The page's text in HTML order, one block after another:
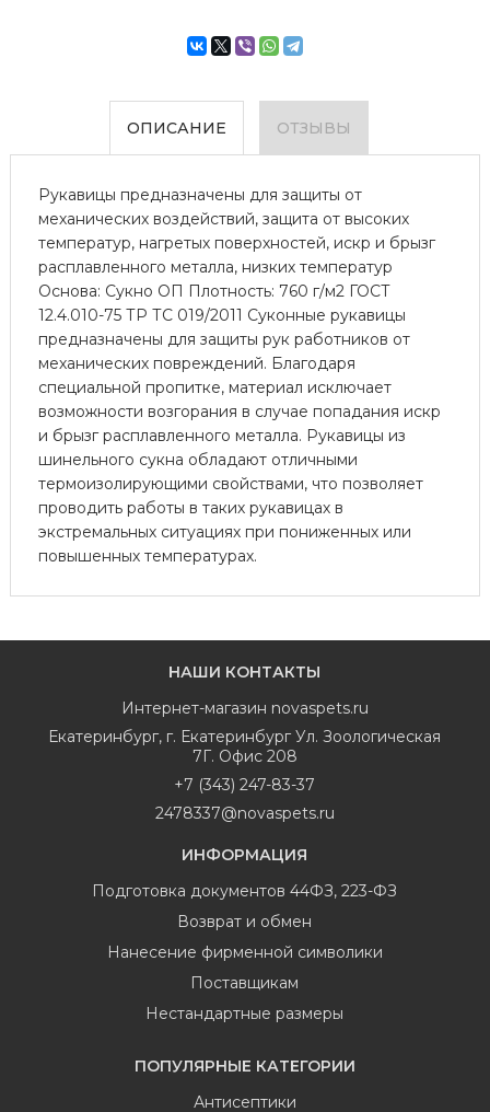
ОПИСАНИЕ ОТЗЫВЫ
Рукавицы предназначены для защиты от
механических воздействий, защита от высоких
температур, нагретых поверхностей, искр и брызг
расплавленного металла, низких температур
Основа: Сукно ОП Плотность: 760 г/м2 ГОСТ
12.4.010-75 ТР ТС 019/2011 Суконные рукавицы
предназначены для защиты рук работников от
механических повреждений. Благодаря
специальной пропитке, материал исключает
возможности возгорания в случае попадания искр
и брызг расплавленного металла. Рукавицы из
шинельного сукна обладают отличными
термоизолирующими свойствами, что позволяет
проводить работы в таких рукавицах в
экстремальных ситуациях при пониженных или
повышенных температурах.
НАШИ КОНТАКТЫ
Интернет-магазин novaspets.ru
Екатеринбург, г. Екатеринбург Ул. Зоологическая
7Г. Офис 208
+7 (343) 247-83-37
2478337@novaspets.ru
ИНФОРМАЦИЯ
Подготовка документов 44ФЗ, 223-ФЗ
Возврат и обмен
Нанесение фирменной символики
Поставщикам
Нестандартные размеры
ПОПУЛЯРНЫЕ КАТЕГОРИИ
Антисептики